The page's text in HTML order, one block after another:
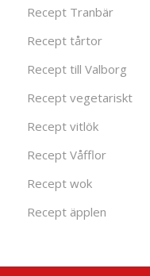
Recept Tranbär
Recept tårtor
Recept till Valborg
Recept vegetariskt
Recept vitlök
Recept Våfflor
Recept wok
Recept äpplen